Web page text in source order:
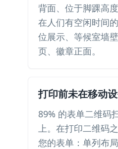
背面、位于脚踝高
在人们有空闲时间
位展示、等候室墙
页、徽章正面。
打印前未在移动
89% 的表单二维码
上。在打印二维码
您的表单：单列布